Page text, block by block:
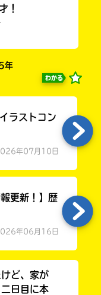
！
年
わかる
ラストコン
年07月10日
更新！】歴
年06月16日
ど、家が
日目に本